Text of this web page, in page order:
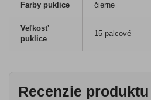
Farby puklice čierne
Veľkosť
puklice
15 palcové
Recenzie produktu